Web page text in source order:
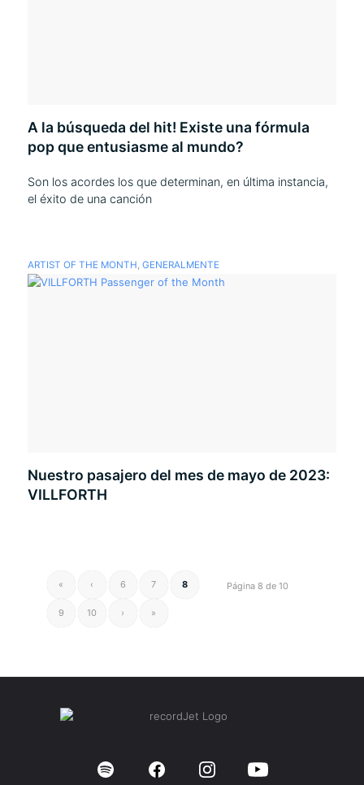
A la búsqueda del hit! Existe una fórmula
pop que entusiasme al mundo?
Son los acordes los que determinan, en última instancia,
el éxito de una canción
ARTIST OF THE MONTH, GENERALMENTE
Nuestro pasajero del mes de mayo de 2023:
VILLFORTH
Página 8 de 10
« ‹ 6 7 8
9 10 › »